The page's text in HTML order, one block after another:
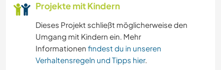
Projekte mit Kindern
Dieses Projekt schließt möglicherweise den
Umgang mit Kindern ein. Mehr
Informationen findest du in unseren
Verhaltensregeln und Tipps hier.